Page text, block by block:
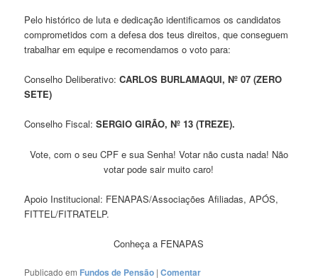
Pelo histórico de luta e dedicação identificamos os candidatos
comprometidos com a defesa dos teus direitos, que conseguem
trabalhar em equipe e recomendamos o voto para:
Conselho Deliberativo: CARLOS BURLAMAQUI, Nº 07 (ZERO
SETE)
Conselho Fiscal: SERGIO GIRÃO, Nº 13 (TREZE).
Vote, com o seu CPF e sua Senha! Votar não custa nada! Não
votar pode sair muito caro!
Apoio Institucional: FENAPAS/Associações Afiliadas, APÓS,
FITTEL/FITRATELP.
Conheça a FENAPAS
Publicado em Fundos de Pensão |Comentar